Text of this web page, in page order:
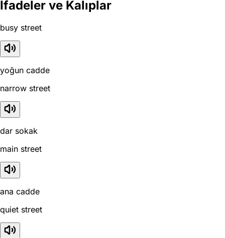
İfadeler ve Kalıplar
busy street
yoğun cadde
narrow street
dar sokak
main street
ana cadde
quiet street